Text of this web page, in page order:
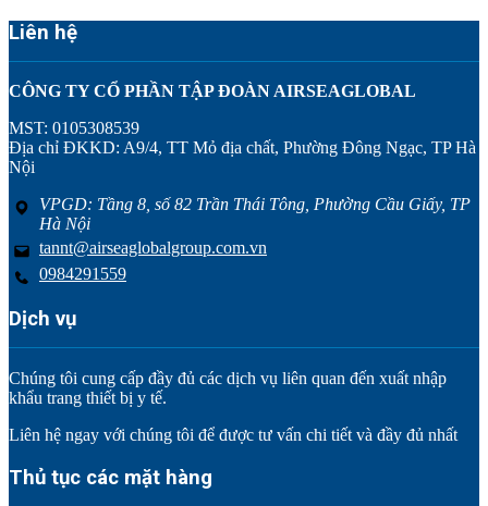
Liên hệ
CÔNG TY CỔ PHẦN TẬP ĐOÀN AIRSEAGLOBAL
MST: 0105308539
Địa chỉ ĐKKD: A9/4, TT Mỏ địa chất, Phường Đông Ngạc, TP Hà
Nội
VPGD: Tầng 8, số 82 Trần Thái Tông, Phường Cầu Giấy, TP
Hà Nội
tannt@airseaglobalgroup.com.vn
0984291559
Dịch vụ
Chúng tôi cung cấp đầy đủ các dịch vụ liên quan đến xuất nhập
khẩu trang thiết bị y tế.
Liên hệ ngay với chúng tôi để được tư vấn chi tiết và đầy đủ nhất
Thủ tục các mặt hàng